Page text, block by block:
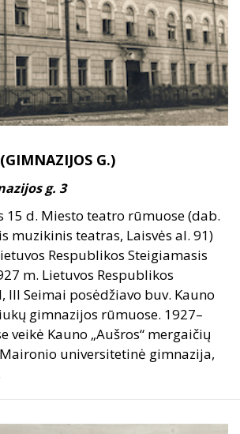
G.)
g. 3
15 d. Miesto teatro rūmuose (dab.
muzikinis teatras, Laisvės al. 91)
Respublikos Steigiamasis
m. Lietuvos Respublikos
III Seimai posėdžiavo buv. Kauno
gimnazijos rūmuose. 1927–
veikė Kauno „Aušros“ mergaičių
universitetinė gimnazija,